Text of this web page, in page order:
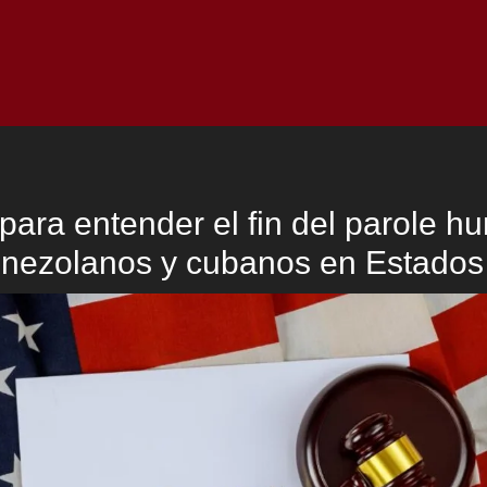
entender el fin del parole
y cubanos en